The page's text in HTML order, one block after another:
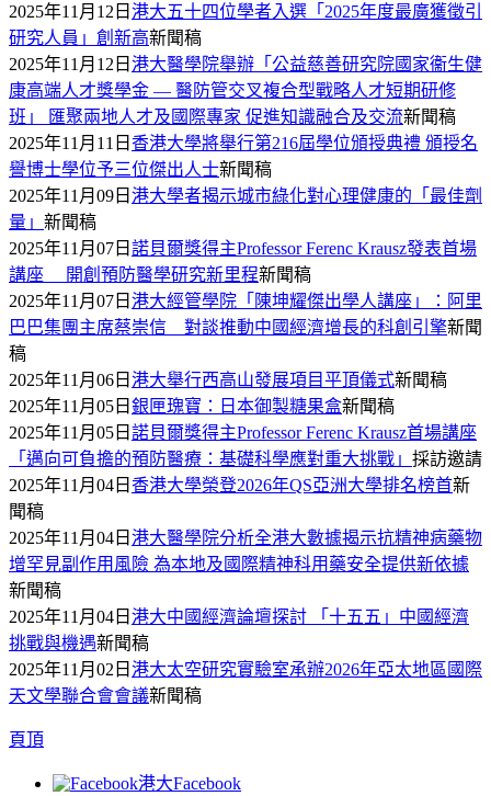
2025年11月12日 港大五十四位學者入選「2025年度最廣獲徵引
研究人員」創新高新聞稿
2025年11月12日 港大醫學院舉辦「公益慈善研究院國家衞生健
康高端人才獎學金 — 醫防管交叉複合型戰略人才短期研修
班」 匯聚兩地人才及國際專家 促進知識融合及交流新聞稿
2025年11月11日 香港大學將舉行第216屆學位頒授典禮 頒授名
譽博士學位予三位傑出人士新聞稿
2025年11月09日 港大學者揭示城市綠化對心理健康的「最佳劑
量」 新聞稿
2025年11月07日 諾貝爾獎得主Professor Ferenc Krausz發表首場
講座 開創預防醫學研究新里程新聞稿
2025年11月07日 港大經管學院「陳坤耀傑出學人講座」：阿里
巴巴集團主席蔡崇信 對談推動中國經濟增長的科創引擎新聞
稿
2025年11月06日 港大舉行西高山發展項目平頂儀式新聞稿
2025年11月05日 銀匣瑰寶：日本御製糖果盒新聞稿
2025年11月05日 諾貝爾獎得主Professor Ferenc Krausz首場講座
「邁向可負擔的預防醫療：基礎科學應對重大挑戰」 採訪邀請
2025年11月04日 香港大學榮登2026年QS亞洲大學排名榜首新
聞稿
2025年11月04日 港大醫學院分析全港大數據揭示抗精神病藥物
增罕見副作用風險 為本地及國際精神科用藥安全提供新依據
新聞稿
2025年11月04日 港大中國經濟論壇探討 「十五五」中國經濟
挑戰與機遇新聞稿
2025年11月02日 港大太空研究實驗室承辦2026年亞太地區國際
天文學聯合會會議新聞稿
頁頂
港大Facebook